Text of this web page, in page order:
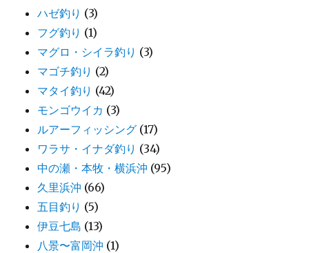
ハゼ釣り (3)
フグ釣り (1)
マグロ・シイラ釣り (3)
マゴチ釣り (2)
マタイ釣り (42)
モンゴウイカ (3)
ルアーフィッシング (17)
ワラサ・イナダ釣り (34)
中の瀬・本牧・横浜沖 (95)
久里浜沖 (66)
五目釣り (5)
伊豆七島 (13)
八景〜富岡沖 (1)